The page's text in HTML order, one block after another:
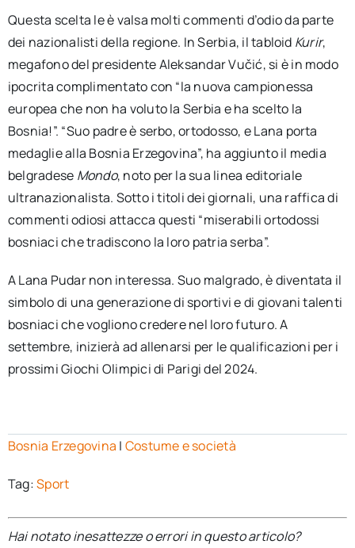
Questa scelta le è valsa molti commenti d’odio da parte
dei nazionalisti della regione. In Serbia, il tabloid Kurir,
megafono del presidente Aleksandar Vučić, si è in modo
ipocrita complimentato con “la nuova campionessa
europea che non ha voluto la Serbia e ha scelto la
Bosnia!”. “Suo padre è serbo, ortodosso, e Lana porta
medaglie alla Bosnia Erzegovina”, ha aggiunto il media
belgradese Mondo, noto per la sua linea editoriale
ultranazionalista. Sotto i titoli dei giornali, una raffica di
commenti odiosi attacca questi “miserabili ortodossi
bosniaci che tradiscono la loro patria serba”.
A Lana Pudar non interessa. Suo malgrado, è diventata il
simbolo di una generazione di sportivi e di giovani talenti
bosniaci che vogliono credere nel loro futuro. A
settembre, inizierà ad allenarsi per le qualificazioni per i
prossimi Giochi Olimpici di Parigi del 2024.
Bosnia Erzegovina | Costume e società
Tag:Sport
Hai notato inesattezze o errori in questo articolo?